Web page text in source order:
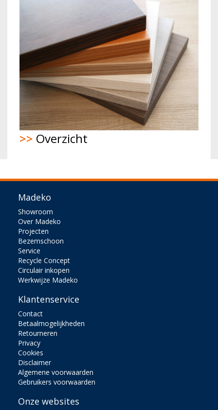
>> Overzicht
Madeko
Showroom
Over Madeko
Projecten
Bezemschoon
Service
Recycle Concept
Circulair inkopen
Werkwijze Madeko
Klantenservice
Contact
Betaalmogelijkheden
Retourneren
Privacy
Cookies
Disclaimer
Algemene voorwaarden
Gebruikers voorwaarden
Onze websites